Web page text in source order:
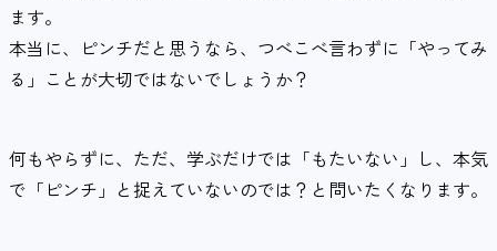
ます。
本当に、ピンチだと思うなら、つべこべ言わずに「やってみ
る」ことが大切ではないでしょうか？
何もやらずに、ただ、学ぶだけでは「もたいない」し、本気
で「ピンチ」と捉えていないのでは？と問いたくなります。